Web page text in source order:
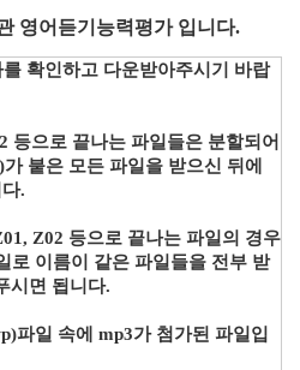
영어듣기능력평가 입니다.
확인하고 다운받아주시기 바랍
등으로 끝나는 파일들은 분할되어
붙은 모든 파일을 받으신 뒤에
.
Z02 등으로 끝나는 파일의 경우
로 이름이 같은 파일들을 전부 받
시면 됩니다.
파일 속에 mp3가 첨가된 파일입